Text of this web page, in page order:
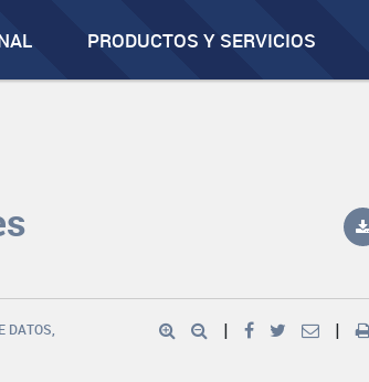
PRODUCTOS Y SERVICIOS
DATOS,
| |